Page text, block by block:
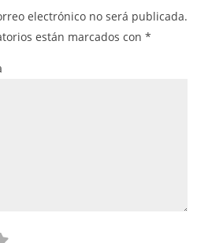
electrónico no será publicada.
están marcados con *